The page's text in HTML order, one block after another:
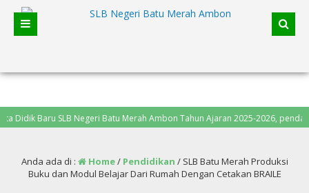
SLB Negeri Batu Merah Ambon Tahun Ajaran 2025-2026, pendaftaran
Anda ada di : Home/ Pendidikan / SLB Batu Merah Produksi
Buku dan Modul Belajar Dari Rumah Dengan Cetakan BRAILE